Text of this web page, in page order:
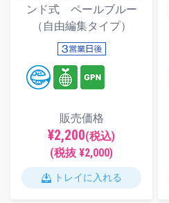
ンド式 ペールブルー
（自由編集タイプ）
販売価格
¥2,200(税込)
(税抜 ¥2,000)
トレイに入れる